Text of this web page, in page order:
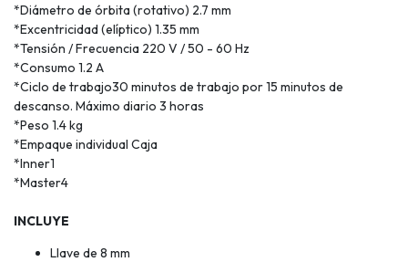
*Diámetro de órbita (rotativo) 2.7 mm
*Excentricidad (elíptico) 1.35 mm
*Tensión / Frecuencia 220 V / 50 - 60 Hz
*Consumo 1.2 A
*Ciclo de trabajo30 minutos de trabajo por 15 minutos de
descanso. Máximo diario 3 horas
*Peso 1.4 kg
*Empaque individual Caja
*Inner1
*Master4
INCLUYE
Llave de 8 mm